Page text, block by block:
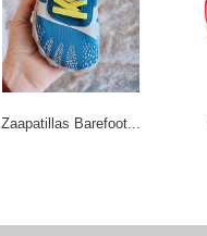
Zaapatillas Barefoot...